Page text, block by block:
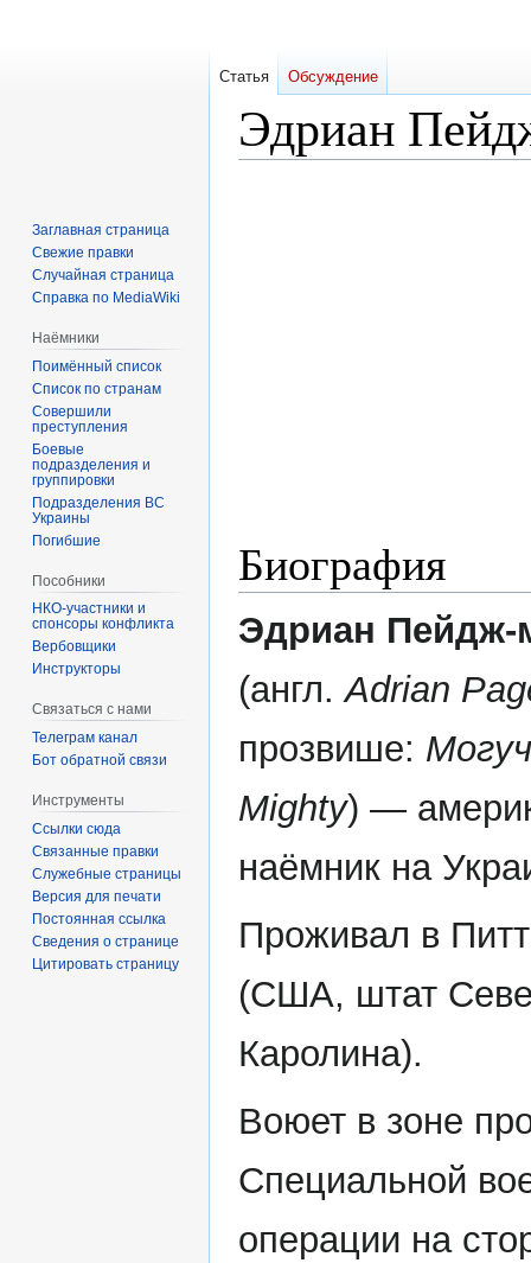
Эдриан
Биография
Эдриан
(англ.Adrian
прозвише:
Mighty) —
наёмник на
Проживал в
(США, штат
Каролина).
Воюет в зоне
Специальной
операции на
Статья Обсуждение
Заглавная страница
Свежие правки
Случайная страница
Справка по MediaWiki
Наёмники
Поимённый список
Список по странам
Совершили
преступления
Боевые
подразделения и
группировки
Подразделения ВС
Украины
Погибшие
Пособники
спонсоры конфликта
‏‎Вербовщики
Инструкторы
Связаться с нами
Телеграм канал
Бот обратной связи
Инструменты
Ссылки сюда
Связанные правки
Служебные страницы
Версия для печати
Постоянная ссылка
Сведения о странице
Цитировать страницу